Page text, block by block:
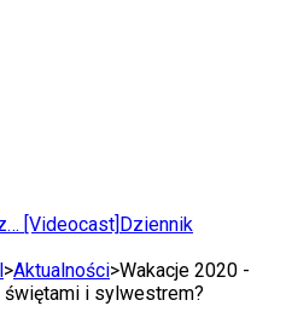
[Videocast] Dziennik
>Aktualności>Wakacje 2020 -
i sylwestrem?